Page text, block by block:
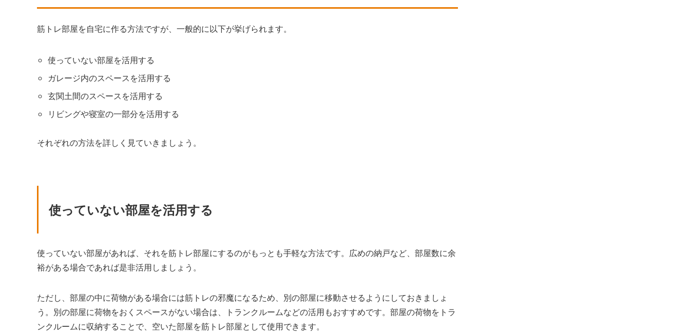
筋トレ部屋を自宅に作る方法ですが、一般的に以下が挙げられます。
使っていない部屋を活用する
ガレージ内のスペースを活用する
玄関土間のスペースを活用する
リビングや寝室の一部分を活用する
それぞれの方法を詳しく見ていきましょう。
使っていない部屋を活用する
使っていない部屋があれば、それを筋トレ部屋にするのがもっとも手軽な方法です。広めの納戸など、部屋数に余
裕がある場合であれば是非活用しましょう。
ただし、部屋の中に荷物がある場合には筋トレの邪魔になるため、別の部屋に移動させるようにしておきましょ
う。別の部屋に荷物をおくスペースがない場合は、トランクルームなどの活用もおすすめです。部屋の荷物をトラ
ンクルームに収納することで、空いた部屋を筋トレ部屋として使用できます。